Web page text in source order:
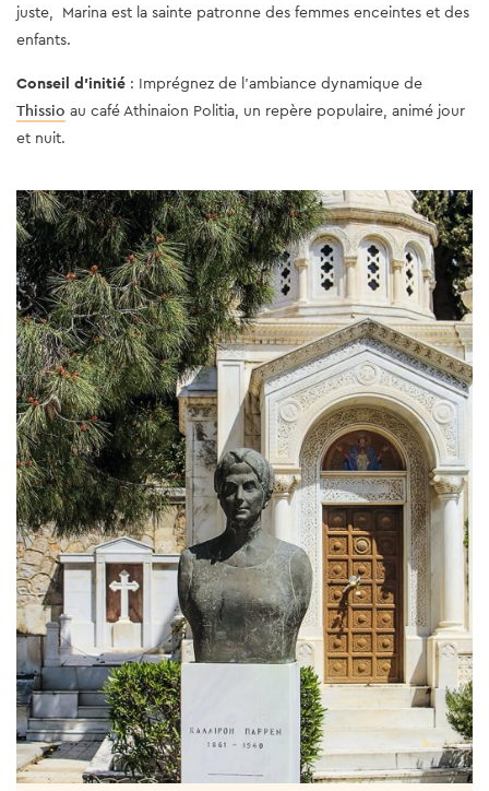
juste, Marina est la sainte patronne des femmes enceintes et des
enfants.
Conseil d'initié : Imprégnez de l’ambiance dynamique de
Thissio au café Athinaion Politia, un repère populaire, animé jour
et nuit.